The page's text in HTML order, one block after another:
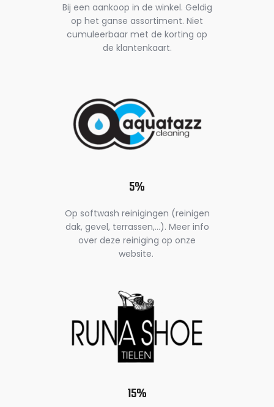
Bij een aankoop in de winkel. Geldig
op het ganse assortiment. Niet
cumuleerbaar met de korting op
de klantenkaart.
5%
Op softwash reinigingen (reinigen
dak, gevel, terrassen,…). Meer info
over deze reiniging op onze
website.
15%